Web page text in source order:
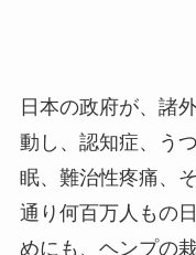
日本の政府が、諸
動し、認知症、う
眠、難治性疼痛、
通り何百万人もの
めにも、ヘンプの